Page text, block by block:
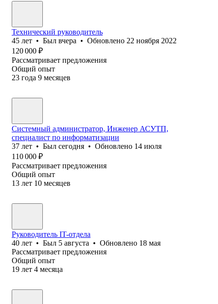
Технический руководитель
45 лет • Был вчера • Обновлено 22 ноября 2022
120 000 ₽
Рассматривает предложения
Общий опыт
23 года 9 месяцев
Системный администратор, Инженер АСУТП,
специалист по информатизации
37 лет • Был сегодня • Обновлено 14 июля
110 000 ₽
Рассматривает предложения
Общий опыт
13 лет 10 месяцев
Руководитель IT-отдела
40 лет • Был 5 августа • Обновлено 18 мая
Рассматривает предложения
Общий опыт
19 лет 4 месяца